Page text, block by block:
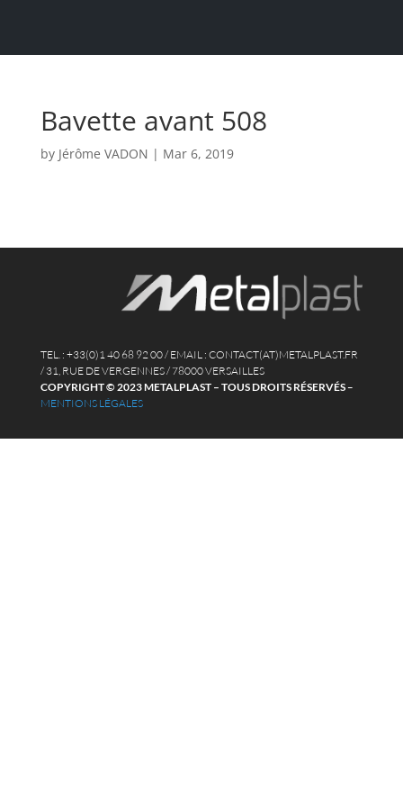
Bavette avant 508
by Jérôme VADON | Mar 6, 2019
TEL. : +33(0)1 40 68 92 00 / EMAIL : CONTACT(AT)METALPLAST.FR
/ 31, RUE DE VERGENNES / 78000 VERSAILLES
COPYRIGHT © 2023 METALPLAST – TOUS DROITS RÉSERVÉS–
MENTIONS LÉGALES